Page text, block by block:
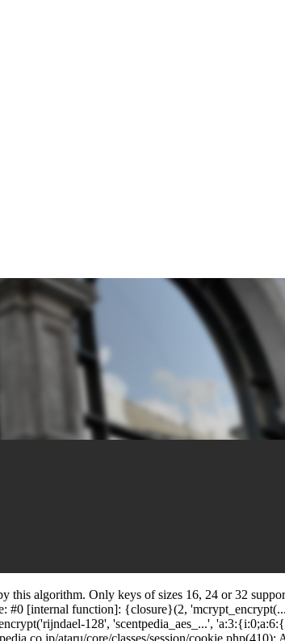
this algorithm. Only keys of sizes 16, 24 or 32
#0 [internal function]: {closure}(2,
128', 'scentpedia_aes_...',
ataru/core/classes/session/cookie.php(410):